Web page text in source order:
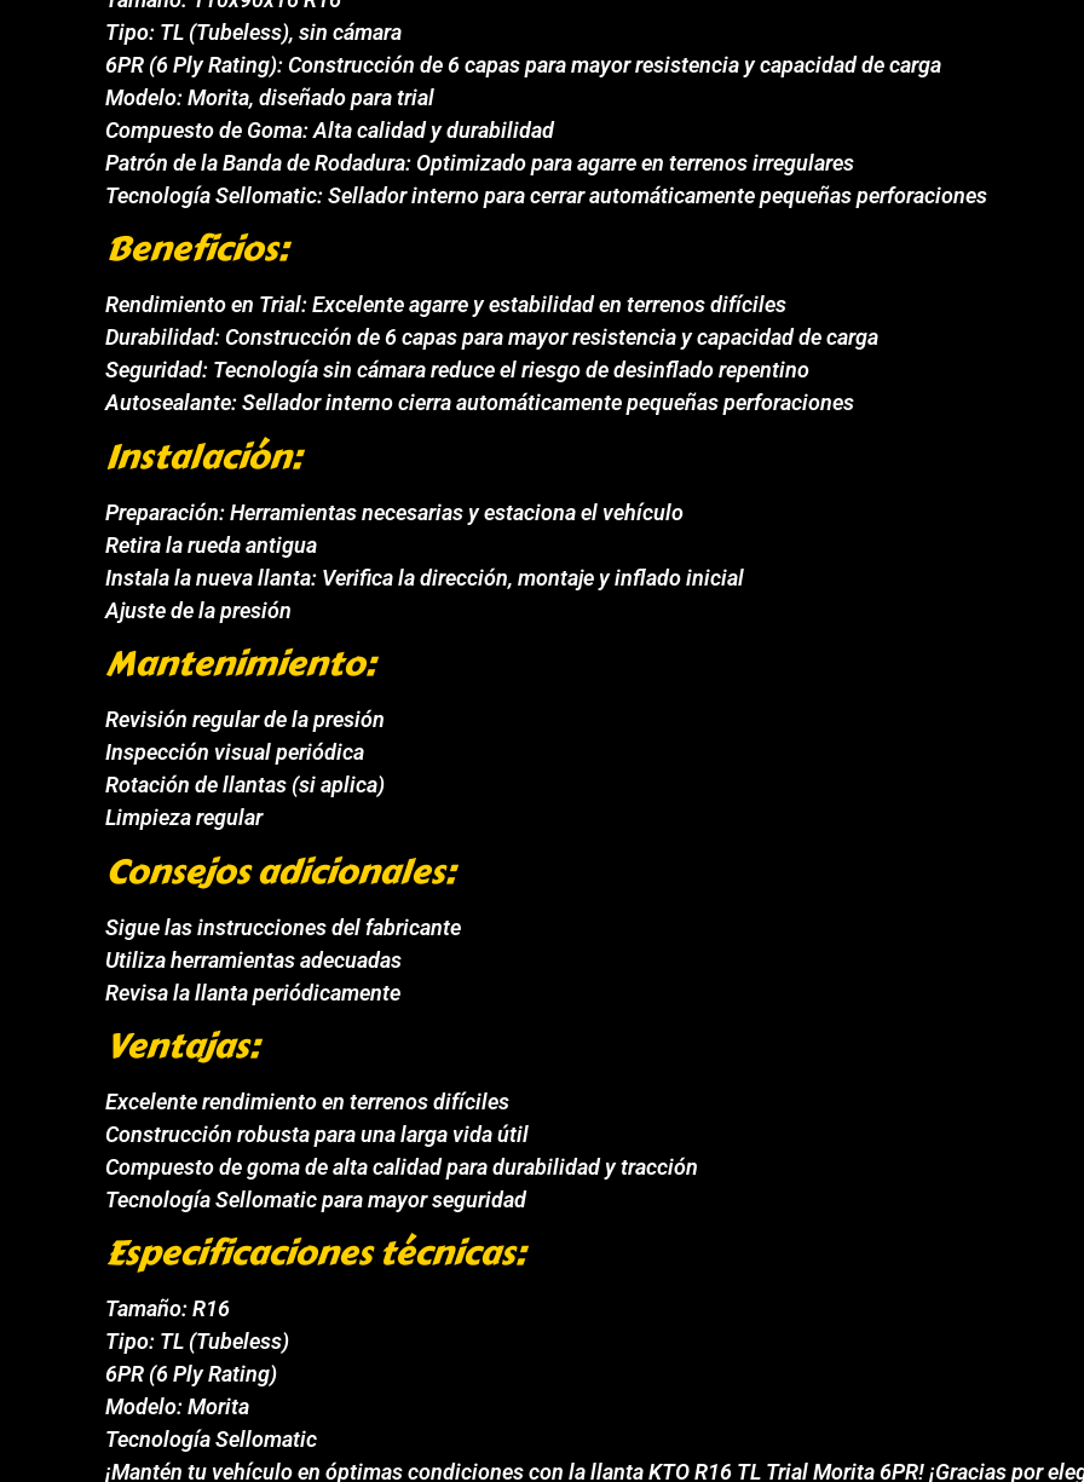
Tipo: TL (Tubeless), sin cámara
6PR (6 Ply Rating): Construcción de 6 capas para mayor resistencia y capacidad de carga
Modelo: Morita, diseñado para trial
Compuesto de Goma: Alta calidad y durabilidad
Patrón de la Banda de Rodadura: Optimizado para agarre en terrenos irregulares
Tecnología Sellomatic: Sellador interno para cerrar automáticamente pequeñas perforaciones
Beneficios:
Rendimiento en Trial: Excelente agarre y estabilidad en terrenos difíciles
Durabilidad: Construcción de 6 capas para mayor resistencia y capacidad de carga
Seguridad: Tecnología sin cámara reduce el riesgo de desinflado repentino
Autosealante: Sellador interno cierra automáticamente pequeñas perforaciones
Instalación:
Preparación: Herramientas necesarias y estaciona el vehículo
Retira la rueda antigua
Instala la nueva llanta: Verifica la dirección, montaje y inflado inicial
Ajuste de la presión
Mantenimiento:
Revisión regular de la presión
Inspección visual periódica
Rotación de llantas (si aplica)
Limpieza regular
Consejos adicionales:
Sigue las instrucciones del fabricante
Utiliza herramientas adecuadas
Revisa la llanta periódicamente
Ventajas:
Excelente rendimiento en terrenos difíciles
Construcción robusta para una larga vida útil
Compuesto de goma de alta calidad para durabilidad y tracción
Tecnología Sellomatic para mayor seguridad
Especificaciones técnicas:
Tamaño: R16
Tipo: TL (Tubeless)
6PR (6 Ply Rating)
Modelo: Morita
Tecnología Sellomatic
¡Mantén tu vehículo en óptimas condiciones con la llanta KTO R16 TL Trial Morita 6PR! ¡Gracias por